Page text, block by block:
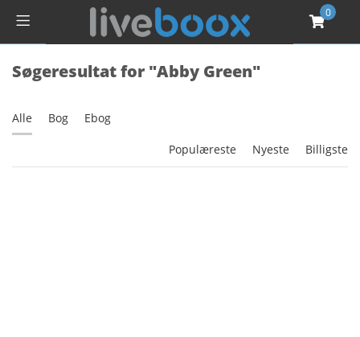
0
Søgeresultat for "Abby Green"
Alle Bog Ebog
Populæreste Nyeste Billigste